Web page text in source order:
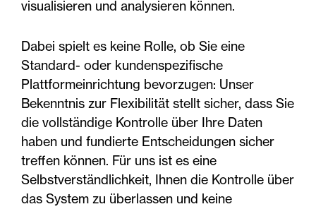
visualisieren und analysieren können.
Dabei spielt es keine Rolle, ob Sie eine
Standard- oder kundenspezifische
Plattformeinrichtung bevorzugen: Unser
Bekenntnis zur Flexibilität stellt sicher, dass Sie
die vollständige Kontrolle über Ihre Daten
haben und fundierte Entscheidungen sicher
treffen können. Für uns ist es eine
Selbstverständlichkeit, Ihnen die Kontrolle über
das System zu überlassen und keine